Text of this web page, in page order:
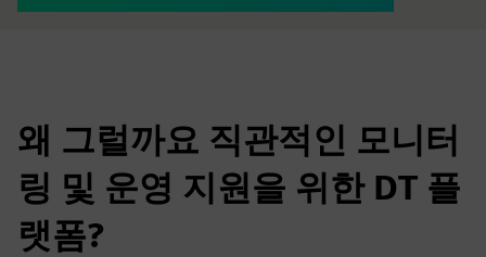
왜 그럴까요 직관적인 모니터
링 및 운영 지원을 위한 DT 플
랫폼?